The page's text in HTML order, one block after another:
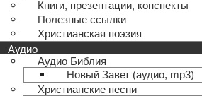
Книги, презентации, конспекты
Полезные ccылки
Христианская поэзия
Аудио
Аудио Библия
Новый Завет (аудио, mp3)
Христианские песни